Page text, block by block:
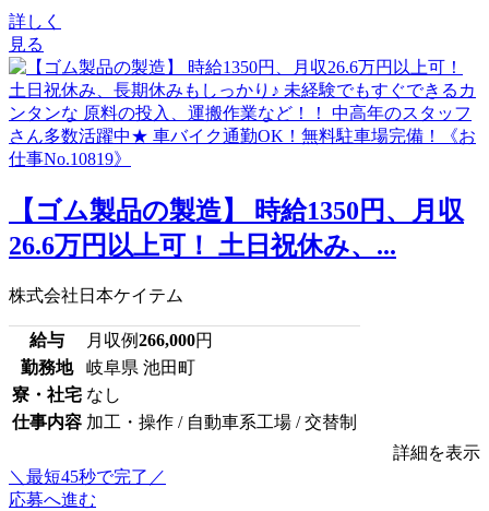
詳しく
見る
【ゴム製品の製造】 時給1350円、月収
26.6万円以上可！ 土日祝休み、...
株式会社日本ケイテム
給与 月収例266,000円
勤務地
岐阜県 池田町
寮・社宅 なし
仕事内容 加工・操作 / 自動車系工場 / 交替制
詳細を表示
＼最短45秒で完了／
応募へ進む